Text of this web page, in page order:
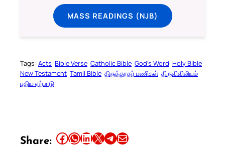
MASS READINGS (NJB)
Tags: Acts Bible Verse Catholic Bible God’s Word Holy Bible
New Testament Tamil Bible திருத்தூதர் பணிகள் திருவிவிலியம்
புதிய ஏற்பாடு
Share: Share this article on Facebook Share this article on WhatsApp Share this article on LinkedIn Share this article on X Share this article on TelegramEmail this Article